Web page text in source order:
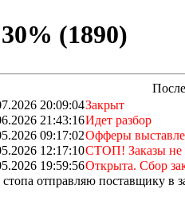
(1890)
20:09:04Закрыт
21:43:16Идет разбор
09:17:02Офферы
12:17:10СТОП! Заказы не
19:59:56Открыта. Сбор
отправляю поставщику в